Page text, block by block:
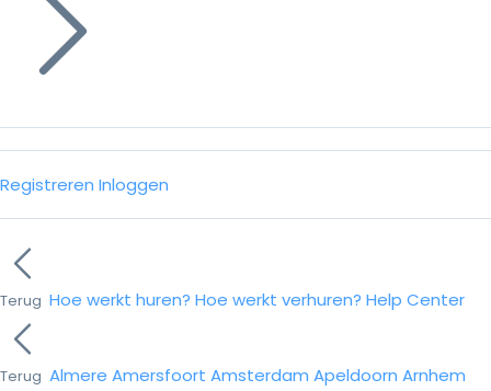
Registreren Inloggen
Terug Hoe werkt huren? Hoe werkt verhuren? Help Center
Terug Almere Amersfoort Amsterdam Apeldoorn Arnhem